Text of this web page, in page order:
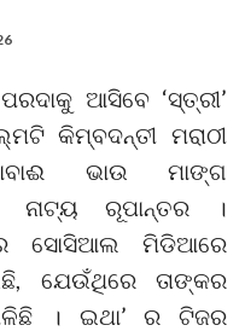
ଆସିବେ ‘ସ୍ତ୍ରୀ’
କିମ୍ବଦନ୍ତୀ ମରାଠୀ
ଭାଉ ମାଙ୍ଗ
ନାଟ୍ୟ ରୂପାନ୍ତର ।
ସୋସିଆଲ ମିଡିଆରେ
ଯେଉଁଥିରେ ତାଙ୍କର
। ଇଥା’ ର ଟିଜର